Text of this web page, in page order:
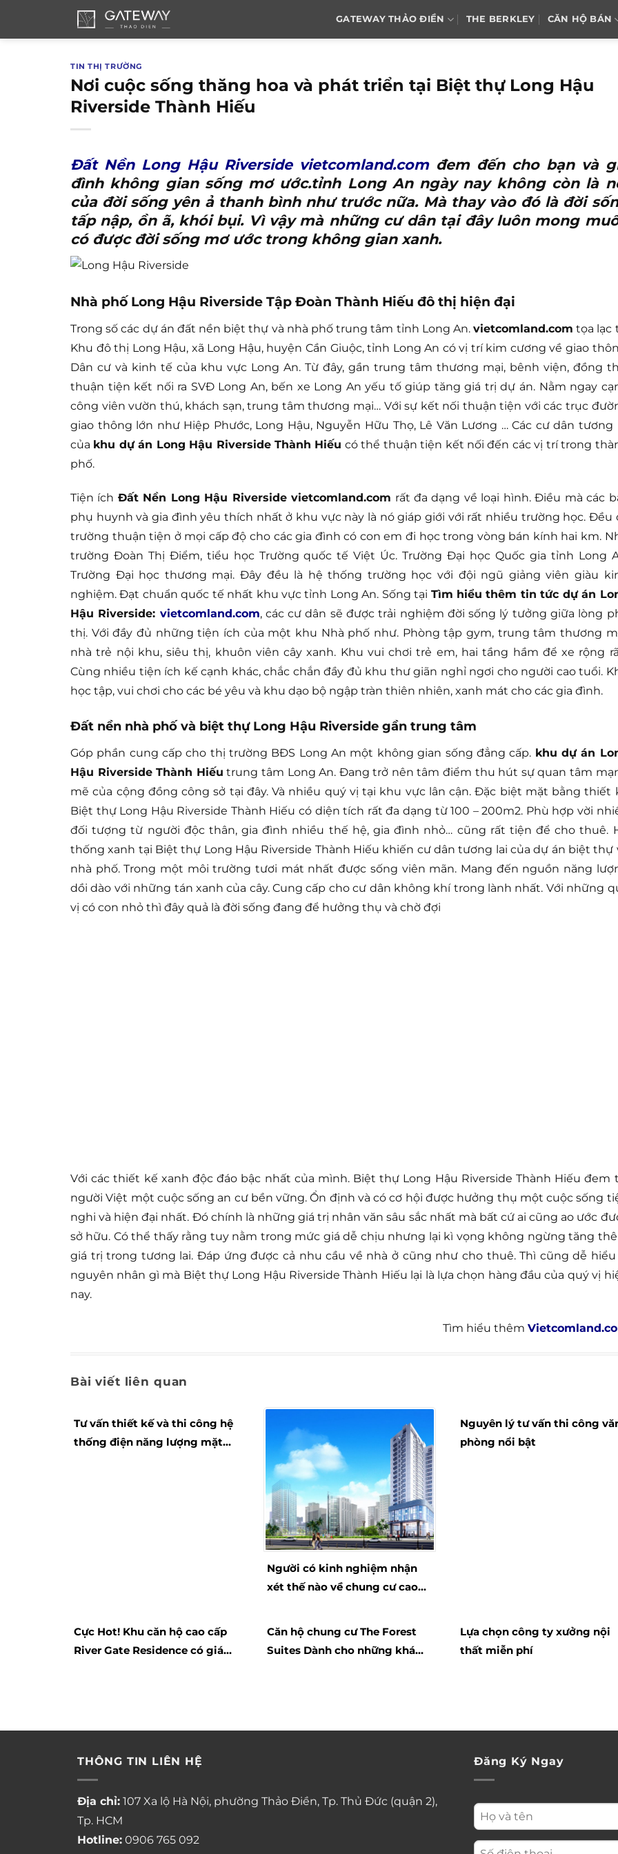
GATEWAY THẢO ĐIỀN THE BERKLEY CĂN HỘ BÁN
TIN THỊ TRƯỜNG
Nơi cuộc sống thăng hoa và phát triển tại Biệt thự Long Hậu
Riverside Thành Hiếu
Đất Nền Long Hậu Riverside vietcomland.comđem đến cho bạn và
đình không gian sống mơ ước.tỉnh Long An ngày nay không còn là
của đời sống yên ả thanh bình như trước nữa. Mà thay vào đó là đời
tấp nập, ồn ã, khói bụi. Vì vậy mà những cư dân tại đây luôn mong
có được đời sống mơ ước trong không gian xanh.
Nhà phố Long Hậu Riverside Tập Đoàn Thành Hiếu đô thị hiện đại
Trong số các dự án đất nền biệt thự và nhà phố trung tâm tỉnh Long An.vietcomland.com tọa lạc
Khu đô thị Long Hậu, xã Long Hậu, huyện Cần Giuộc, tỉnh Long An có vị trí kim cương về giao
Dân cư và kinh tế của khu vực Long An. Từ đây, gần trung tâm thương mại, bênh viện, đồng
thuận tiện kết nối ra SVĐ Long An, bến xe Long An yếu tố giúp tăng giá trị dự án. Nằm ngay
công viên vườn thú, khách sạn, trung tâm thương mại… Với sự kết nối thuận tiện với các trục
giao thông lớn như Hiệp Phước, Long Hậu, Nguyễn Hữu Thọ, Lê Văn Lương … Các cư dân tương
của khu dự án Long Hậu Riverside Thành Hiếu có thể thuận tiện kết nối đến các vị trí trong
phố.
Tiện ích Đất Nền Long Hậu Riverside vietcomland.com rất đa dạng về loại hình. Điều mà các
phụ huynh và gia đình yêu thích nhất ở khu vực này là nó giáp giới với rất nhiều trường học. Đều
trường thuận tiện ở mọi cấp độ cho các gia đình có con em đi học trong vòng bán kính hai km.
trường Đoàn Thị Điểm, tiểu học Trường quốc tế Việt Úc. Trường Đại học Quốc gia tỉnh Long
Trường Đại học thương mại. Đây đều là hệ thống trường học với đội ngũ giảng viên giàu
nghiệm. Đạt chuẩn quốc tế nhất khu vực tỉnh Long An. Sống tại Tìm hiểu thêm tin tức dự án
Hậu Riverside: vietcomland.com, các cư dân sẽ được trải nghiệm đời sống lý tưởng giữa lòng
thị. Với đầy đủ những tiện ích của một khu Nhà phố như. Phòng tập gym, trung tâm thương
nhà trẻ nội khu, siêu thị, khuôn viên cây xanh. Khu vui chơi trẻ em, hai tầng hầm để xe rộng
Cùng nhiều tiện ích kế cạnh khác, chắc chắn đầy đủ khu thư giãn nghỉ ngơi cho người cao tuổi.
học tập, vui chơi cho các bé yêu và khu dạo bộ ngập tràn thiên nhiên, xanh mát cho các gia đình.
Đất nền nhà phố và biệt thự Long Hậu Riverside gần trung tâm
Góp phần cung cấp cho thị trường BĐS Long An một không gian sống đẳng cấp. khu dự án
Hậu Riverside Thành Hiếu trung tâm Long An. Đang trở nên tâm điểm thu hút sự quan tâm
mẽ của cộng đồng công sở tại đây. Và nhiều quý vị tại khu vực lân cận. Đặc biệt mặt bằng thiết
Biệt thự Long Hậu Riverside Thành Hiếu có diện tích rất đa dạng từ 100 – 200m2. Phù hợp vời
đối tượng từ người độc thân, gia đình nhiều thế hệ, gia đình nhỏ… cũng rất tiện để cho thuê.
thống xanh tại Biệt thự Long Hậu Riverside Thành Hiếu khiến cư dân tương lai của dự án biệt thự
nhà phố. Trong một môi trường tươi mát nhất được sống viên mãn. Mang đến nguồn năng
dồi dào với những tán xanh của cây. Cung cấp cho cư dân không khí trong lành nhất. Với những
vị có con nhỏ thì đây quả là đời sống đang để hưởng thụ và chờ đợi
Với các thiết kế xanh độc đáo bậc nhất của mình. Biệt thự Long Hậu Riverside Thành Hiếu đem
người Việt một cuộc sống an cư bền vững. Ổn định và có cơ hội được hưởng thụ một cuộc sống
nghi và hiện đại nhất. Đó chính là những giá trị nhân văn sâu sắc nhất mà bất cứ ai cũng ao ước
sở hữu. Có thể thấy rằng tuy nằm trong mức giá dễ chịu nhưng lại kì vọng không ngừng tăng
giá trị trong tương lai. Đáp ứng được cả nhu cầu về nhà ở cũng như cho thuê. Thì cũng dễ hiểu
nguyên nhân gì mà Biệt thự Long Hậu Riverside Thành Hiếu lại là lựa chọn hàng đầu của quý vị
nay.
Tìm hiểu thêm
Bài viết liên quan
Tư vấn thiết kế và thi công hệ
thống điện năng lượng mặt
Người có kinh nghiệm nhận
xét thế nào về chung cư cao
Nguyên lý tư vấn thi công
phòng nổi bật
Cực Hot! Khu căn hộ cao cấp
River Gate Residence có giá
Căn hộ chung cư The Forest
Suites Dành cho những khách
Lựa chọn công ty xưởng nội
thất miễn phí
THÔNG TIN LIÊN HỆ
Địa chỉ: 107 Xa lộ Hà Nội, phường Thảo Điền, Tp. Thủ Đức (quận 2),
Tp. HCM
Hotline: 0906 765 092
Đăng Ký Ngay